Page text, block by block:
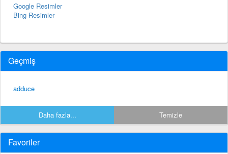
Google Resimler
Bing Resimler
Geçmiş
adduce
Daha fazla... Temizle
Favoriler